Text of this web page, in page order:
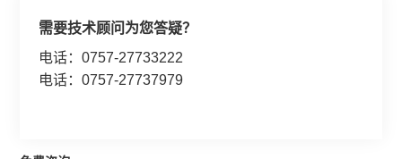
需要技术顾问为您答疑？
电话：0757-27733222
电话：0757-27737979